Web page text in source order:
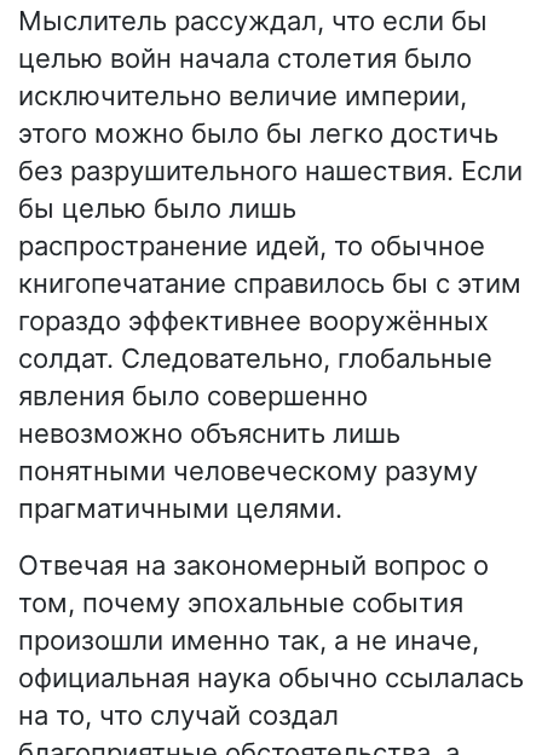
Мыслитель рассуждал, что если бы
целью войн начала столетия было
исключительно величие империи,
этого можно было бы легко достичь
без разрушительного нашествия. Если
бы целью было лишь
распространение идей, то обычное
книгопечатание справилось бы с этим
гораздо эффективнее вооружённых
солдат. Следовательно, глобальные
явления было совершенно
невозможно объяснить лишь
понятными человеческому разуму
прагматичными целями.
Отвечая на закономерный вопрос о
том, почему эпохальные события
произошли именно так, а не иначе,
официальная наука обычно ссылалась
на то, что случай создал